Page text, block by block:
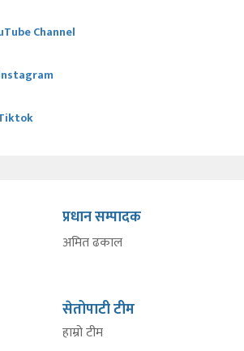
Channel
प्रधान सम्पादक
अमित ढकाल
सेतोपाटी टीम
हाम्रो टीम